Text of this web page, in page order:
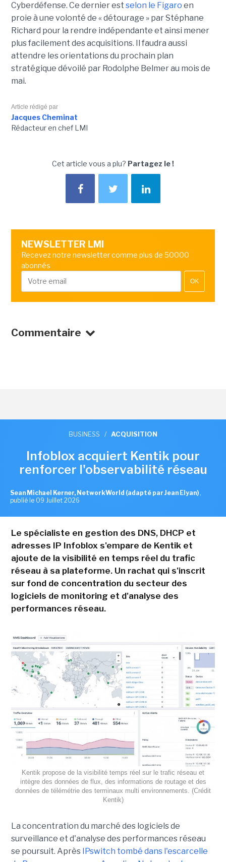
Cyberdéfense. Ce dernier est selon le Figaro en
proie à une volonté de « détourage » par Stéphane
Richard pour la rendre indépendante et ainsi mener
plus facilement des acquisitions. Il faudra aussi
attendre les orientations du prochain plan
stratégique dévoilé par Rodolphe Belmer au mois de
mai.
Article rédigé par
Jacques Cheminat
Rédacteur en chef LMI
Cet article vous a plu? Partagez le !
NEWSLETTER LMI
Recevez notre newsletter comme plus de 50000
abonnés
OK
Commentaire
BUSINESS / ACQUISITION
Infoblox acquiert Kentik pour
renforcer l'observabilité réseau
Sean Michael Kerner, NetworkWorld (adapté par Jean Elyan) ,
publié le 09 Juillet 2026
Le spécialiste en gestion des DNS, DHCP et
adresses IP Infoblox s'empare de Kentik et
ajoute de la visibilité en temps réel du trafic
réseau à sa plateforme. Un rachat qui s'inscrit
sur fond de concentration du secteur des
logiciels de monitoring et d'analyse des
performances réseau.
Kentik propose de la visibilité temps réel sur le trafic réseau et
intègre des données de flux, des informations de routage et des
données de télémétrie des terminaux multi environnements. (Crédit
Kentik)
La concentration du marché des logiciels de
surveillance et d'analyse des performances réseau
se poursuit. Après IPswitch tombé dans l'escarcelle